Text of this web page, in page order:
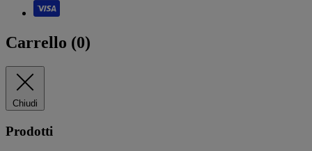
Carrello (0)
Chiudi
Prodotti